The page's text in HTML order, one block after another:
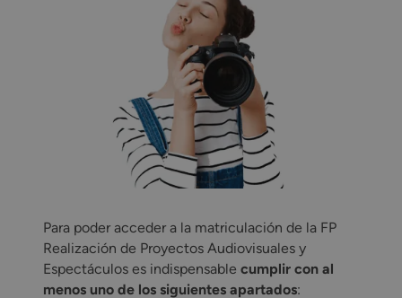
Para poder acceder a la matriculación de la FP
Realización de Proyectos Audiovisuales y
Espectáculos es indispensable cumplir con al
menos uno de los siguientes apartados: